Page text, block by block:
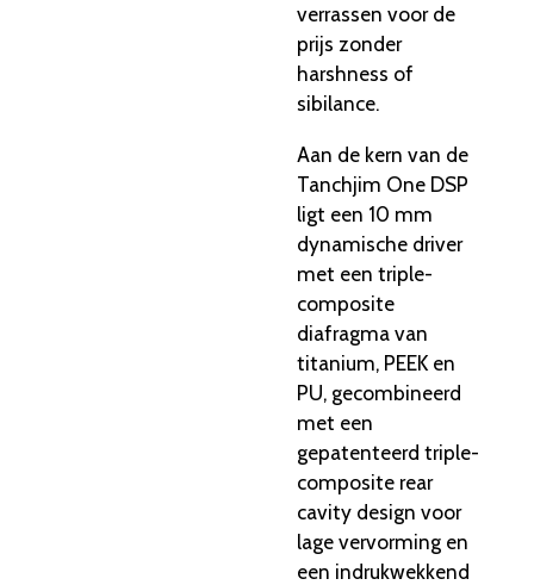
verrassen voor de
prijs zonder
harshness of
sibilance.
Aan de kern van de
Tanchjim One DSP
ligt een 10 mm
dynamische driver
met een triple-
composite
diafragma van
titanium, PEEK en
PU, gecombineerd
met een
gepatenteerd triple-
composite rear
cavity design voor
lage vervorming en
een indrukwekkend